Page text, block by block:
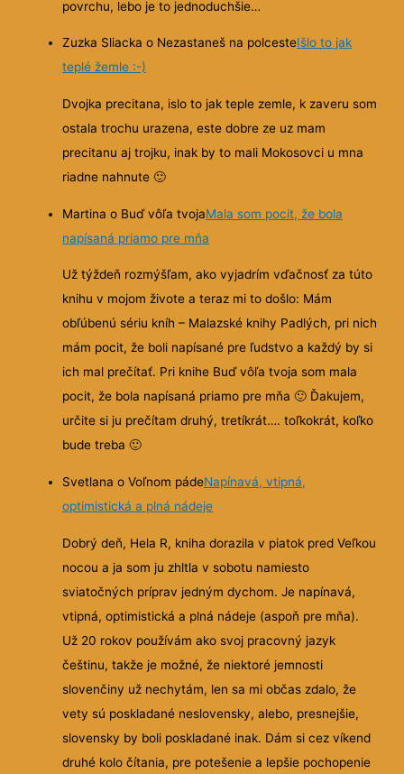
povrchu, lebo je to jednoduchšie…
Zuzka Sliacka o Nezastaneš na polcesteIšlo to jak
teplé žemle :-)
Dvojka precitana, islo to jak teple zemle, k zaveru som
ostala trochu urazena, este dobre ze uz mam
precitanu aj trojku, inak by to mali Mokosovci u mna
riadne nahnute🙂
Martina o Buď vôľa tvojaMala som pocit, že bola
napísaná priamo pre mňa
Už týždeň rozmýšľam, ako vyjadrím vďačnosť za túto
knihu v mojom živote a teraz mi to došlo: Mám
obľúbenú sériu kníh – Malazské knihy Padlých, pri nich
mám pocit, že boli napísané pre ľudstvo a každý by si
ich mal prečítať. Pri knihe Buď vôľa tvoja som mala
pocit, že bola napísaná priamo pre mňa🙂 Ďakujem,
určite si ju prečítam druhý, tretíkrát…. toľkokrát, koľko
bude treba🙂
Svetlana o Voľnom pádeNapínavá, vtipná,
optimistická a plná nádeje
Dobrý deň, Hela R, kniha dorazila v piatok pred Veľkou
nocou a ja som ju zhltla v sobotu namiesto
sviatočných príprav jedným dychom. Je napínavá,
vtipná, optimistická a plná nádeje (aspoň pre mňa).
Už 20 rokov používám ako svoj pracovný jazyk
češtinu, takže je možné, že niektoré jemnosti
slovenčiny už nechytám, len sa mi občas zdalo, že
vety sú poskladané neslovensky, alebo, presnejšie,
slovensky by boli poskladané inak. Dám si cez víkend
druhé kolo čítania, pre potešenie a lepšie pochopenie